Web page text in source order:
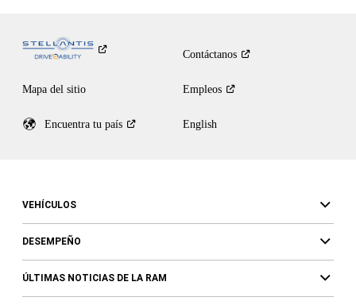
Contáctanos
Mapa del sitio Empleos
Encuentra tu país English
VEHÍCULOS
DESEMPEÑO
ÚLTIMAS NOTICIAS DE LA RAM